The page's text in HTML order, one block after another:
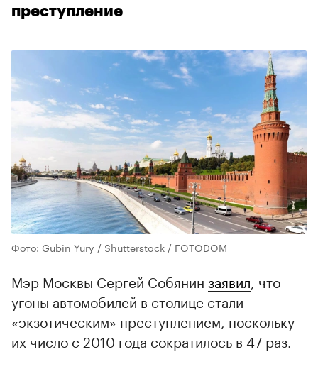
преступление
Фото: Gubin Yury / Shutterstock / FOTODOM
Мэр Москвы Сергей Собянин заявил, что
угоны автомобилей в столице стали
«экзотическим» преступлением, поскольку
их число с 2010 года сократилось в 47 раз.